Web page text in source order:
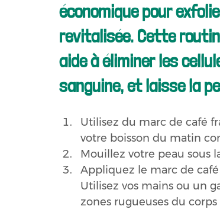
économique pour
revitalisée. Cette
aide à éliminer les
sanguine, et laisse la
Utilisez du marc de café
votre boisson du matin
Mouillez votre peau sous
Appliquez le marc de
Utilisez vos mains ou un
zones rugueuses du